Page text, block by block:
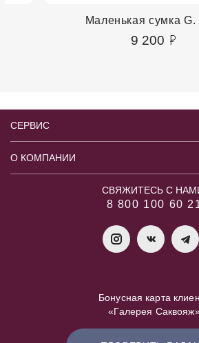
Маленькая сумка G.
9 200
СЕРВИС
О КОМПАНИИ
СВЯЖИТЕСЬ С
8 800 100 60
Бонусная карта
«Галерея